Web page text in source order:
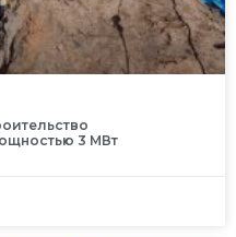
3 МВт